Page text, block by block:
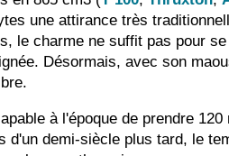
une attirance très
le charme ne suffit pas pour
Désormais, avec son
à l'époque de prendre
demi-siècle plus tard, le